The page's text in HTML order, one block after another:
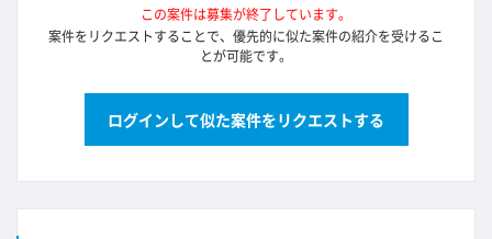
この案件は募集が終了しています。
案件をリクエストすることで、優先的に似た案件の紹介を受けるこ
とが可能です。
ログインして似た案件をリクエストする